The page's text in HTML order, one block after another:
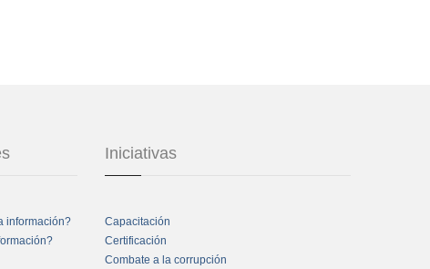
información?
Iniciativas
Capacitación
Certificación
Combate a la corrupción